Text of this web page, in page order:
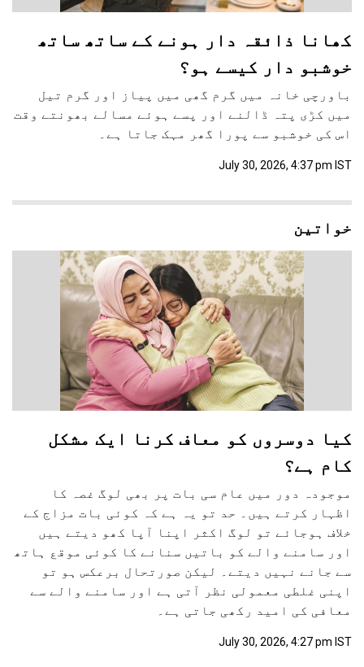
کھانا ذائقہ دار ہونے کے ساتھ ساتھ
خوشبو دار کیسے ہو؟
باورچی خانہ میں گرم گھی میں پیاز اور گرم تیل
میں کڑی پتہ ڈالنے اور پسے ہوئے مسالے بھونتے وقت
اس کی خوشبو سے پورا گھر مہک جاتا ہے۔
July 30, 2026, 4:37 pm IST
خواتین
کیا دوسروں کو معاف کرنا ایک مشکل
کام ہے؟
موجودہ دور میں عام سی بات پر بھی لوگ غصہ کا
اظہار کرتے ہیں۔ حد تو یہ ہے کہ کوئی بات مزاج کے
خلاف ہوجائے تو لوگ اکثر اپنا آپا کھو دیتے ہیں
اور سامنے والے کو باتیں سنانے کا کوئی موقع ہاتھ
سے جانے نہیں دیتے۔ لیکن صورتحال برعکس ہو تو
اپنی غلطی معمولی نظر آتی ہے اور سامنے والے سے
معافی کی امید رکھی جاتی ہے۔
July 30, 2026, 4:27 pm IST